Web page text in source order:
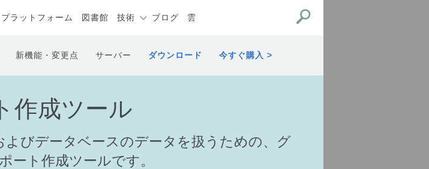
プラットフォーム 図書館 技術 ブログ 雲
新機能・変更点 サーバー ダウンロード 今すぐ購入
作成ツール
よびデータベースのデータを扱うための、グ
ート作成ツールです。